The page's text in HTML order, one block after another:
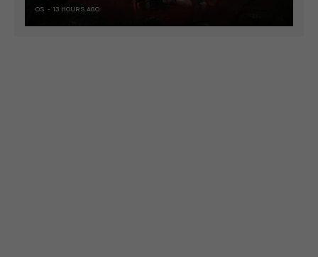
OS 13 HOURS AGO